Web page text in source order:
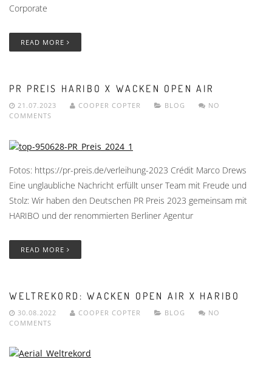
Corporate
READ MORE
PR PREIS HARIBO X WACKEN OPEN AIR
21.07.2023 COOPER COPTER BLOG
NO
COMMENTS
Fotos: https://pr-preis.de/verleihung-2023 Crédit Marco Drews
Eine unglaubliche Nachricht erfüllt unser Team mit Freude und
Stolz: Wir haben den Deutschen PR Preis 2023 gemeinsam mit
HARIBO und der renommierten Berliner Agentur
READ MORE
WELTREKORD: WACKEN OPEN AIR X HARIBO
30.08.2022 COOPER COPTER BLOG
NO
COMMENTS